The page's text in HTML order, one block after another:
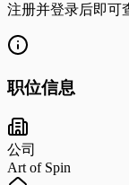
注册并登录后即可
职位信息
公司
Art of Spin